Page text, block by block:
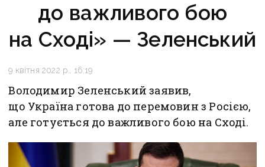
до важливого бою
на Сході» — Зеленський
9 квітня 2022 р., 16:19
Володимир Зеленський заявив,
що Україна готова до перемовин з Росією,
але готується до важливого бою на Сході.